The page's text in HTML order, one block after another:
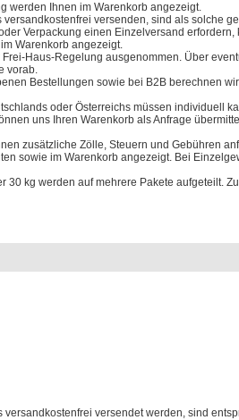
werden Ihnen im Warenkorb angezeigt.
versenden, sind als solche
Verpackung einen Einzelversand erfordern,
Warenkorb angezeigt.
Haus-Regelung ausgenommen. Über
vorab.
Bestellungen sowie bei B2B berechnen
oder Österreichs müssen individuell
uns Ihren Warenkorb als Anfrage
zusätzliche Zölle, Steuern und Gebühren
sowie im Warenkorb angezeigt. Bei
30 kg werden auf mehrere Pakete aufgeteilt.
versendet werden, sind